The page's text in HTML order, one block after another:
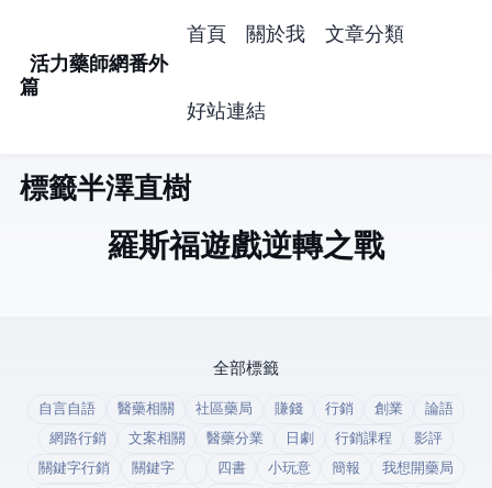
活力藥師網番外
篇
首頁 關於我 文章分類
好站連結
標籤: 半澤直樹 (1)
羅斯福遊戲(逆轉之戰)
全部標籤
自言自語 醫藥相關 社區藥局 賺錢 行銷 創業
論語
網路行銷
文案相關 醫藥分業 日劇 行銷課程
影評
關鍵字行銷
關鍵字 四書 小玩意 簡報
我想開藥局